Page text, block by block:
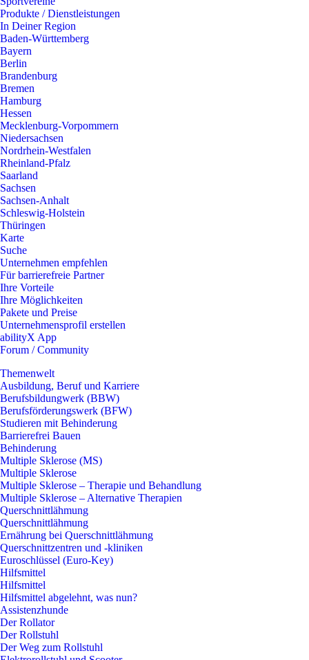
Produkte / Dienstleistungen
In Deiner Region
Baden-Württemberg
Bayern
Berlin
Brandenburg
Bremen
Hamburg
Hessen
Mecklenburg-Vorpommern
Niedersachsen
Nordrhein-Westfalen
Rheinland-Pfalz
Saarland
Sachsen
Sachsen-Anhalt
Schleswig-Holstein
Thüringen
Karte
Suche
Unternehmen empfehlen
Für barrierefreie Partner
Ihre Vorteile
Ihre Möglichkeiten
Pakete und Preise
Unternehmensprofil erstellen
abilityX App
Forum / Community
Themenwelt
Ausbildung, Beruf und Karriere
Berufsbildungwerk (BBW)
Berufsförderungswerk (BFW)
Studieren mit Behinderung
Barrierefrei Bauen
Behinderung
Multiple Sklerose (MS)
Multiple Sklerose
Multiple Sklerose – Therapie und Behandlung
Multiple Sklerose – Alternative Therapien
Querschnittlähmung
Querschnittlähmung
Ernährung bei Querschnittlähmung
Querschnittzentren und -kliniken
Euroschlüssel (Euro-Key)
Hilfsmittel
Hilfsmittel
Hilfsmittel abgelehnt, was nun?
Assistenzhunde
Der Rollator
Der Rollstuhl
Der Weg zum Rollstuhl